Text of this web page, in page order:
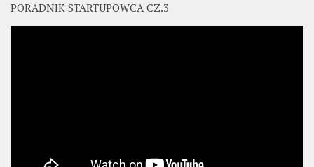
PORADNIK STARTUPOWCA CZ.3